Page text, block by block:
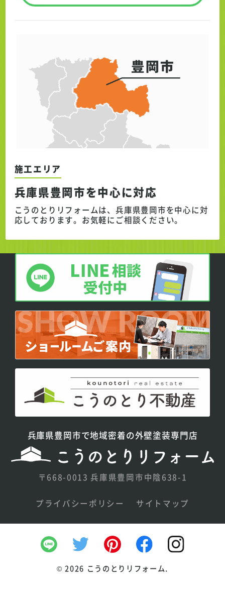
施工エリア
兵庫県豊岡市を中心に対応
こうのとりリフォームは、兵庫県豊岡市を中心に対
応しております。 お気軽にご相談ください。
兵庫県豊岡市で地域密着の外壁塗装専門店
〒668-0013 兵庫県豊岡市中陰638-1
プライバシーポリシー サイトマップ
©2026 こうのとりリフォーム.